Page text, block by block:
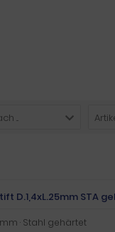
...
D.1,4xL.25mm STA
· Stahl gehärtet